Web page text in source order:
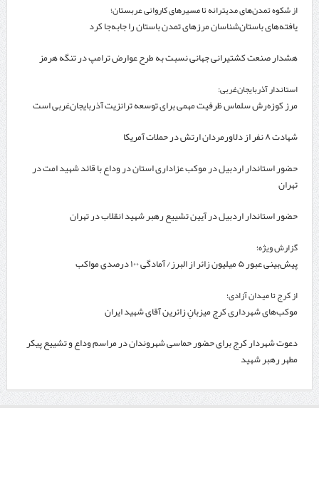
از شکوه تمدن‌های مدیترانه تا مسیرهای کاروانی عربستان؛
یافته‌های باستان‌شناسان مرزهای تمدن باستان را جابه‌جا کرد
هشدار صنعت کشتیرانی جهانی نسبت به طرح عوارض ترامپ در تنگه هرمز
استاندار آذربایجان‌غربی:
مرز کوزه‌رش سلماس ظرفیت مهمی برای توسعه ترانزیت آذربایجان‌غربی است
شهادت ۸ نفر از دلاورمردان ارتش در حملات آمریکا
حضور استاندار اردبیل در موکب عزاداری استان در وداع با قائد شهید امت در
تهران
حضور استاندار اردبیل در آیین تشییع رهبر شهید انقلاب در تهران
گزارش ویژه؛
پیش‌بینی عبور ۵ میلیون زائر از البرز/ آمادگی ۱۰۰ درصدی مواکب
از کرج تا میدان آزادی؛
موکب‌های شهرداری کرج میزبانِ زائرین آقای شهید ایران
دعوت شهردار کرج برای حضور حماسی شهروندان در مراسم وداع و تشییع پیکر
مطهر رهبر شهید